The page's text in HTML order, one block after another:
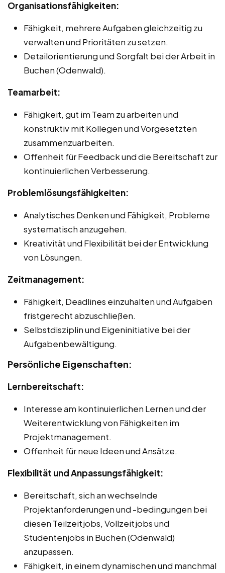
Organisationsfähigkeiten:
Fähigkeit, mehrere Aufgaben gleichzeitig zu
verwalten und Prioritäten zu setzen.
Detailorientierung und Sorgfalt bei der Arbeit in
Buchen (Odenwald).
Teamarbeit:
Fähigkeit, gut im Team zu arbeiten und
konstruktiv mit Kollegen und Vorgesetzten
zusammenzuarbeiten.
Offenheit für Feedback und die Bereitschaft zur
kontinuierlichen Verbesserung.
Problemlösungsfähigkeiten:
Analytisches Denken und Fähigkeit, Probleme
systematisch anzugehen.
Kreativität und Flexibilität bei der Entwicklung
von Lösungen.
Zeitmanagement:
Fähigkeit, Deadlines einzuhalten und Aufgaben
fristgerecht abzuschließen.
Selbstdisziplin und Eigeninitiative bei der
Aufgabenbewältigung.
Persönliche Eigenschaften:
Lernbereitschaft:
Interesse am kontinuierlichen Lernen und der
Weiterentwicklung von Fähigkeiten im
Projektmanagement.
Offenheit für neue Ideen und Ansätze.
Flexibilität und Anpassungsfähigkeit:
Bereitschaft, sich an wechselnde
Projektanforderungen und -bedingungen bei
diesen Teilzeitjobs, Vollzeitjobs und
Studentenjobs in Buchen (Odenwald)
anzupassen.
Fähigkeit, in einem dynamischen und manchmal